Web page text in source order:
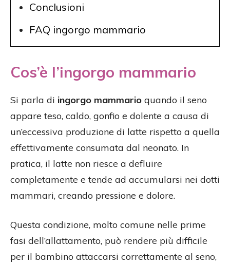
Conclusioni
FAQ ingorgo mammario
Cos’è l’ingorgo mammario
Si parla di ingorgo mammario quando il seno
appare teso, caldo, gonfio e dolente a causa di
un’eccessiva produzione di latte rispetto a quella
effettivamente consumata dal neonato. In
pratica, il latte non riesce a defluire
completamente e tende ad accumularsi nei dotti
mammari, creando pressione e dolore.
Questa condizione, molto comune nelle prime
fasi dell’allattamento, può rendere più difficile
per il bambino attaccarsi correttamente al seno,